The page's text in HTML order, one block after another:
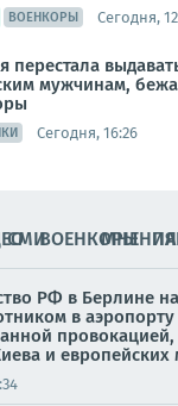
ВОЕНКОРЫ Сегодня,
перестала
мужчинам,
Сегодня, 16:26
СМИВОЕНКОРЫМНЕНИЯ
РФ в Берлине
в
и европейских